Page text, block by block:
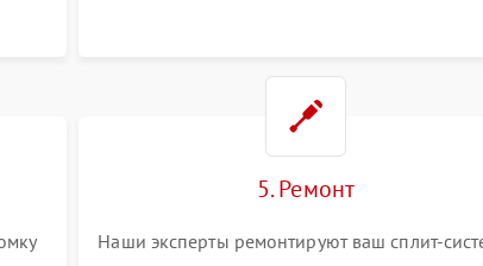
5. Ремонт
Наши эксперты ремонтируют ваш сплит-